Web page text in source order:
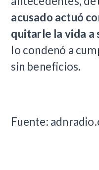
acusado actuó
quitarle la vida a
lo condenó a
sin beneficios.
Fuente: